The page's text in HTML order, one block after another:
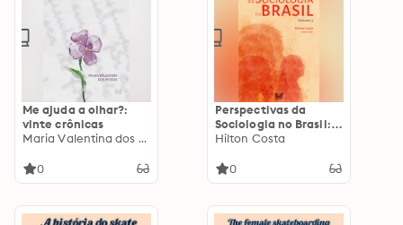
Me ajuda a olhar?:
vinte crônicas
Maria Valentina dos Passos
0
Perspectivas da
Sociologia no Brasil:
Volume 3
Hilton Costa
0